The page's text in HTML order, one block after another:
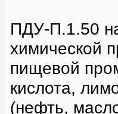
ПДУ-П.1.50
химической
пищевой
кислота,
(нефть,